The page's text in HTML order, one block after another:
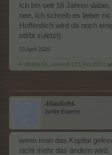
Ich bin seit 16 Jahren
nee, ich schreib es lieber
Hoffentlich wird da noch
stirbt zuletzt)
23 April 2026
-Fridolina-55 seewolf-123 Rosi0801
-blaulicht-
Junior Experte
wenn man das Kapital
nicht mehr das ändern